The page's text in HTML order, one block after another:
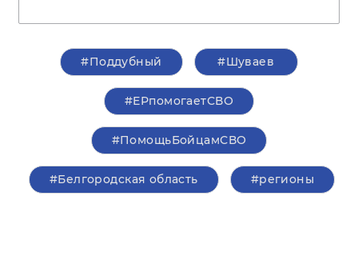
#Поддубный #Шуваев
#ЕРпомогаетСВО
#ПомощьБойцамСВО
#Белгородская область #регионы